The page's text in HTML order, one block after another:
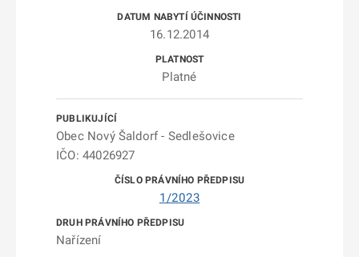
16.12.2014
Platné
Obec Nový Šaldorf - Sedlešovice
IČO: 44026927
1/2023
Nařízení